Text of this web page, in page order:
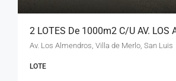
2 LOTES De 1000m2 C/U AV. LOS
Av. Los Almendros, Villa de Merlo, San Luis
LOTE